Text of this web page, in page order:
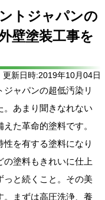
トジャパンの
壁塗装工事を
更新日時:2019年10月04日
ャパンの超低汚染リ
。あまり聞きなれない
た革命的塗料です。
を有する塗料になり
の塗料もきれいに仕上
っと続くこと。その美
。まずは高圧洗浄、養